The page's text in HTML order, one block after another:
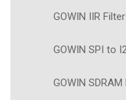
GOWIN IIR Filter
GOWIN SPI to
GOWIN